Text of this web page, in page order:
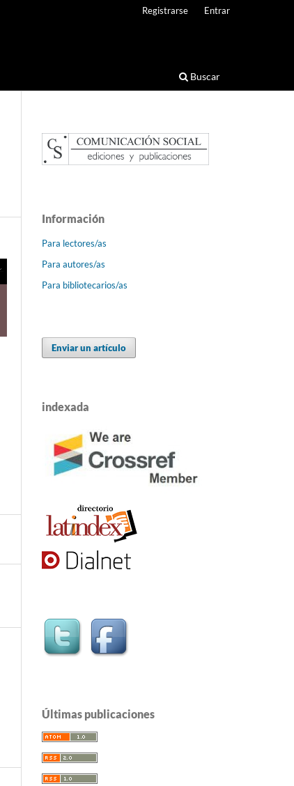
Buscar
Registrarse Entrar
Información
Para lectores/as
Para autores/as
Para bibliotecarios/as
Enviar un artículo
indexada
Últimas publicaciones